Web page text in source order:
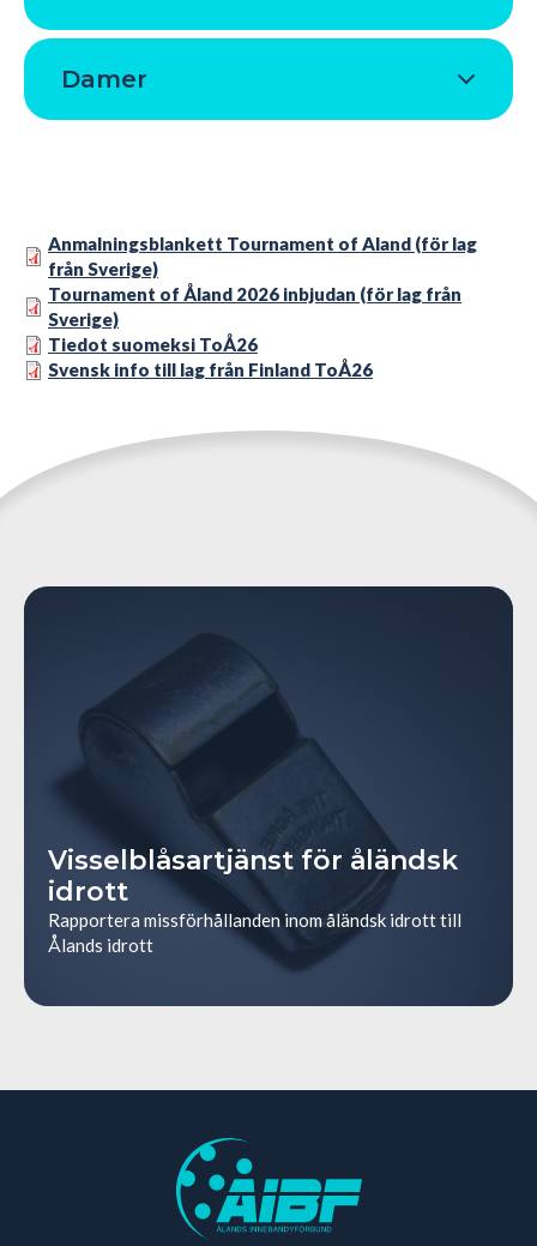
Damer
Anmalningsblankett Tournament of Aland (för lag
från Sverige)
Tournament of Åland 2026 inbjudan (för lag från
Sverige)
Tiedot suomeksi ToÅ26
Svensk info till lag från Finland ToÅ26
https://www.alandsidrott.ax/alands-idrott-arbetar/trygg-
Visselblåsartjänst för åländsk
idrott
Rapportera missförhållanden inom åländsk idrott till
Ålands idrott